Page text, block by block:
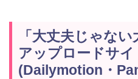
「大丈夫じゃな
アップロードサ
(Dailymotion・